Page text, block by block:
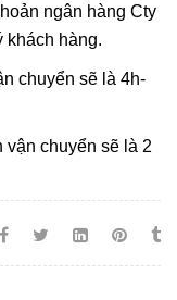
ngân hàng Cty
khách hàng.
chuyển sẽ là 4h-
chuyển sẽ là 2